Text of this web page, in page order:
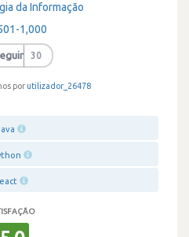
da Informação
· 1,000
·
30
por utilizador_26478